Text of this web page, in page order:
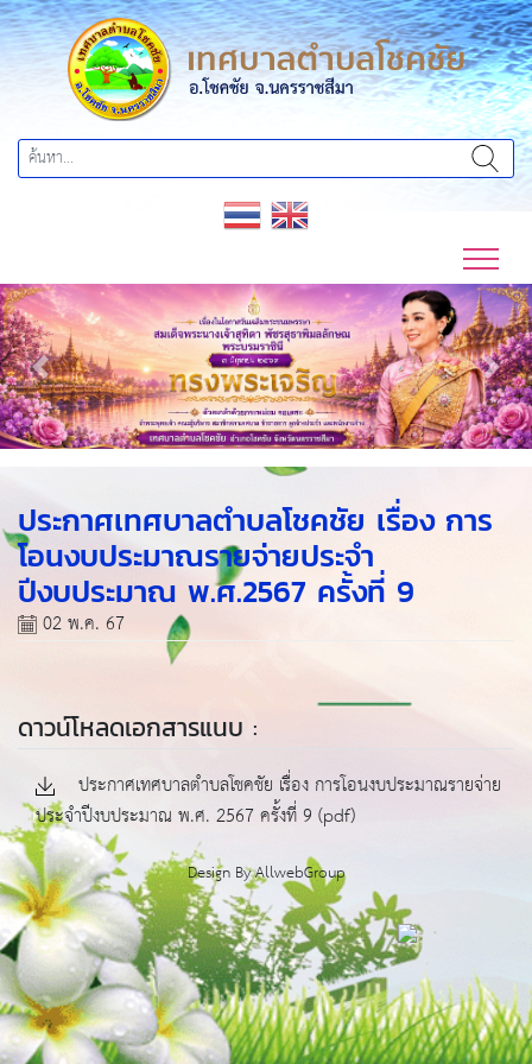
Previous Next
ประกาศเทศบาลตำบลโชคชัย เรื่อง การ
โอนงบประมาณรายจ่ายประจำ
ปีงบประมาณ พ.ศ.2567 ครั้งที่ 9
02 พ.ค. 67
ดาวน์โหลดเอกสารแนบ :
ประกาศเทศบาลตำบลโชคชัย เรื่อง การโอนงบประมาณรายจ่าย
ประจำปีงบประมาณ พ.ศ. 2567 ครั้งที่ 9 (pdf)
Design ByAllwebGroup